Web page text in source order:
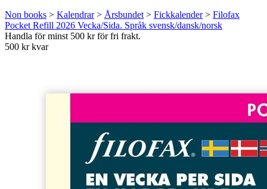
Non books > Kalendrar> Årsbundet > Fickkalender> Filofax
Pocket Refill 2026 Vecka/Sida. Språk svensk/dansk/norsk
Handla för minst 500 kr för fri frakt.
500 kr kvar